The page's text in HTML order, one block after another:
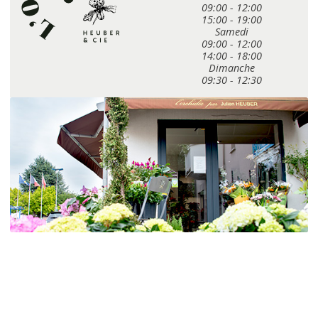
09:00 - 12:00
15:00 - 19:00
Samedi
09:00 - 12:00
14:00 - 18:00
Dimanche
09:30 - 12:30